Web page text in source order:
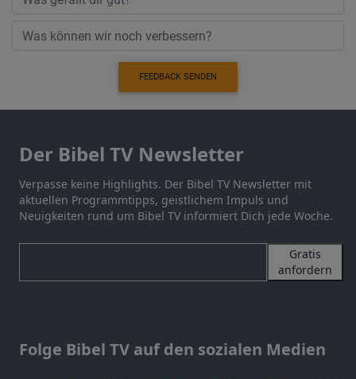
FEEDBACK SENDEN
Der Bibel TV Newsletter
Verpasse keine Highlights. Der Bibel TV Newsletter mit
aktuellen Programmtipps, geistlichem Impuls und
Neuigkeiten rund um Bibel TV informiert Dich jede Woche.
Gratis
anfordern
Folge Bibel TV auf den sozialen Medien